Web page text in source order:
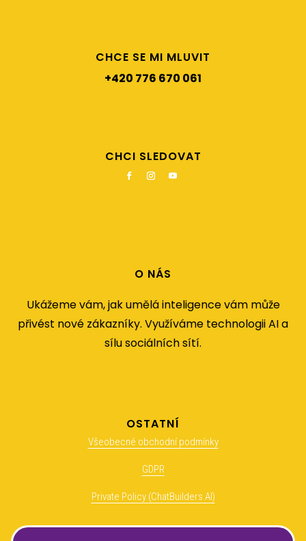
CHCE SE MI MLUVIT
+420 776 670 061
CHCI SLEDOVAT
O NÁS
Ukážeme vám, jak umělá inteligence vám může
přivést nové zákazníky. Využíváme technologii AI a
sílu sociálních sítí.
OSTATNÍ
Všeobecné obchodní podmínky
GDPR
Private Policy (ChatBuilders AI)